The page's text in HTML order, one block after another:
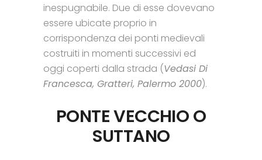
inespugnabile. Due di esse dovevano
essere ubicate proprio in
corrispondenza dei ponti medievali
costruiti in momenti successivi ed
oggi coperti dalla strada (Vedasi Di
Francesca, Gratteri, Palermo 2000).
PONTE VECCHIO O
SUTTANO